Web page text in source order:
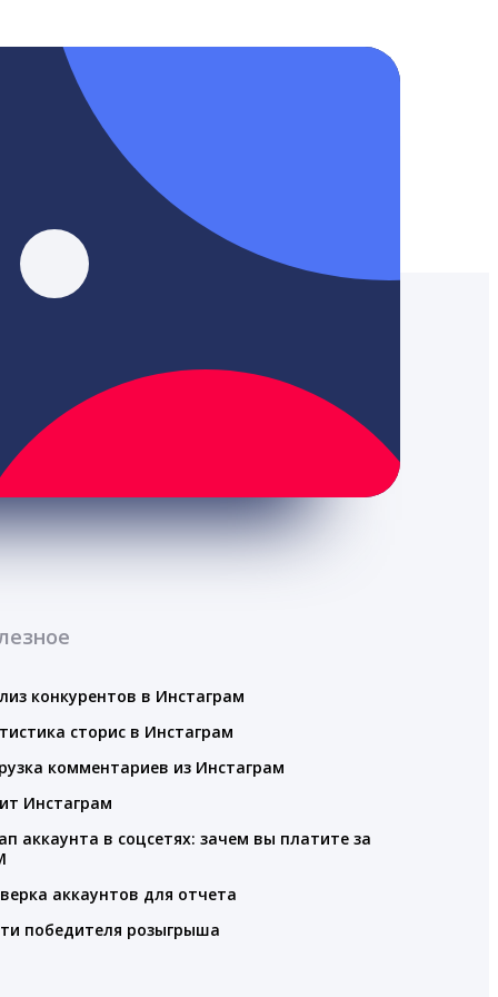
конкурентов в Инстаграм
сторис в Инстаграм
комментариев из Инстаграм
Инстаграм
аккаунта в соцсетях: зачем вы платите за
аккаунтов для отчета
победителя розыгрыша